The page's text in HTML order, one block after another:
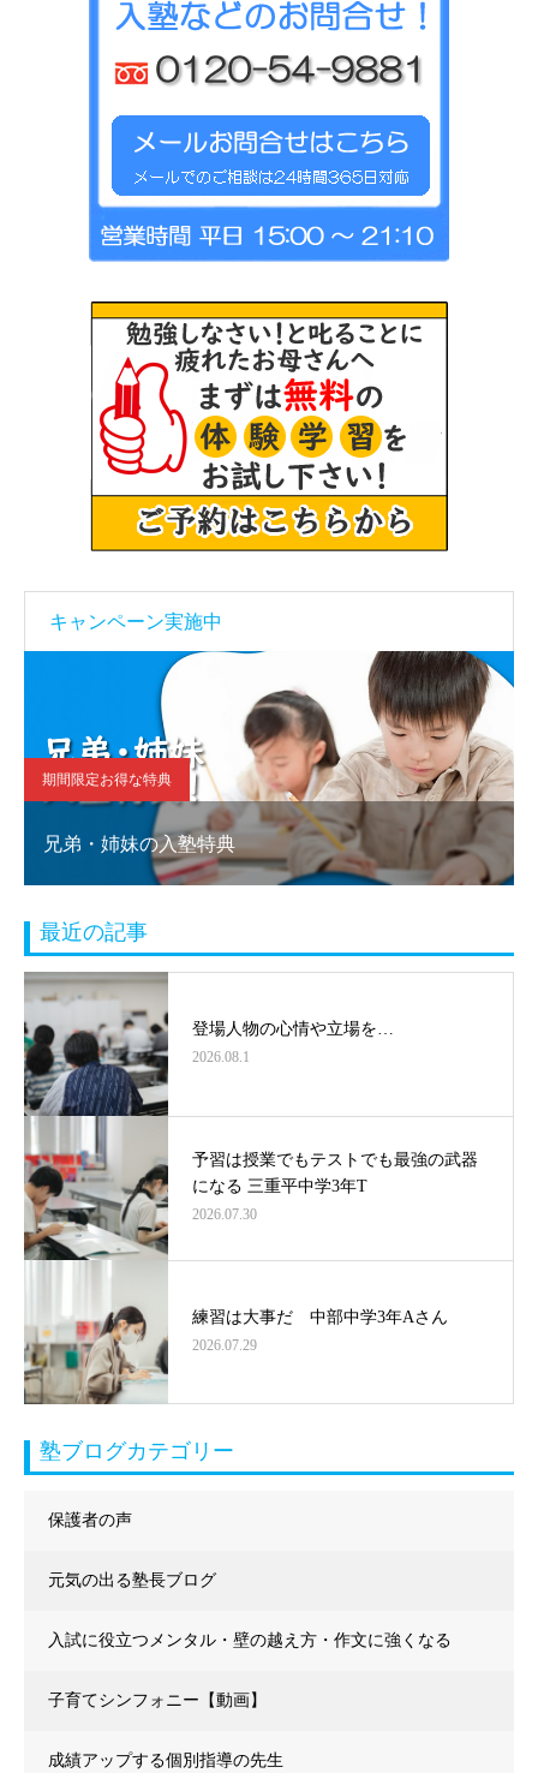
キャンペーン実施中
期間限定お得な特典
兄弟・姉妹の入塾特典
最近の記事
登場人物の心情や立場を…
2026.08.1
予習は授業でもテストでも最強の武器
になる 三重平中学3年T
2026.07.30
練習は大事だ 中部中学3年Aさん
2026.07.29
塾ブログカテゴリー
保護者の声
元気の出る塾長ブログ
入試に役立つメンタル・壁の越え方・作文に強くなる
子育てシンフォニー【動画】
成績アップする個別指導の先生